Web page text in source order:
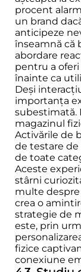
procent
un brand
anticipeze
înseamnă că
abordare
pentru a
înainte ca
Deși
importanța
subestimată.
magazinul
Activările de
de testare
de toate
Aceste
stârni
multe despre
crea o
strategie de
este, prin
fizice
conexiune